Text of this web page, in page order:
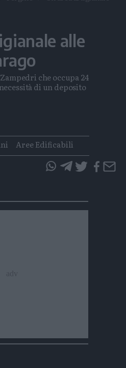
alle
che occupa 24
di un deposito
Aree Edificabili
su
Whatsapp
su
Telegram